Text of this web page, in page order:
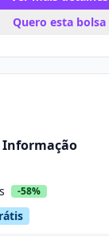
Quero esta bolsa
Informação
-58%